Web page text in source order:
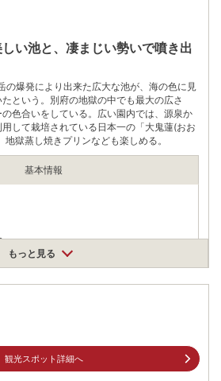
い池と、凄まじい勢いで噴き出
の爆発により出来た広大な池が、海の色に見
という。別府の地獄の中でも最大の広さ
色合いをしている。広い園内では、源泉か
して栽培されている日本一の「大鬼蓮(おお
獄蒸し焼きプリンなども楽しめる。
基本情報
生300円、中学生250円、小学生200円 共通観
559-1
府ICより車で約5分
もっと見る
観光スポット詳細へ